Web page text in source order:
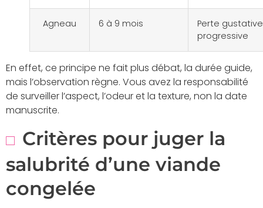
Agneau 6 à 9 mois
Perte gustative
progressive
En effet, ce principe ne fait plus débat, la durée guide,
mais l’observation règne. Vous avez la responsabilité
de surveiller l’aspect, l’odeur et la texture, non la date
manuscrite.
Critères pour juger la
salubrité d’une viande
congelée